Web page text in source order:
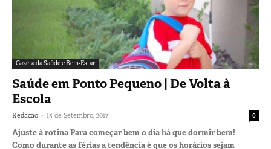
Gazeta da Saúde e Bem-Estar
Saúde em Ponto Pequeno | De Volta à
Escola
Redação - 15 de Setembro, 2017 0
Ajuste à rotina Para começar bem o dia há que dormir bem!
Como durante as férias a tendência é que os horários sejam